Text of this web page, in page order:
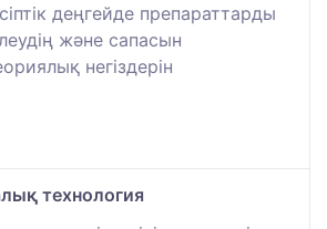
деңгейде препараттарды
және сапасын
негіздерін
технология